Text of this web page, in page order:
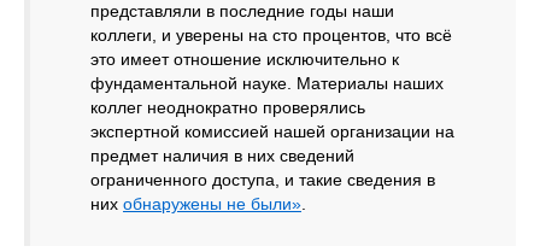
представляли в последние годы наши
коллеги, и уверены на сто процентов, что всё
это имеет отношение исключительно к
фундаментальной науке. Материалы наших
коллег неоднократно проверялись
экспертной комиссией нашей организации на
предмет наличия в них сведений
ограниченного доступа, и такие сведения в
них обнаружены не были»